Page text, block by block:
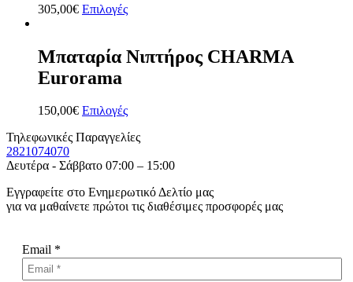
305,00€ Επιλογές
Μπαταρία Νιπτήρος CHARMA
Eurorama
150,00€ Επιλογές
Τηλεφωνικές Παραγγελίες
2821074070
Δευτέρα - Σάββατο 07:00 – 15:00
Εγγραφείτε στο Ενημερωτικό Δελτίο μας
για να μαθαίνετε πρώτοι τις διαθέσιμες προσφορές μας
Email *